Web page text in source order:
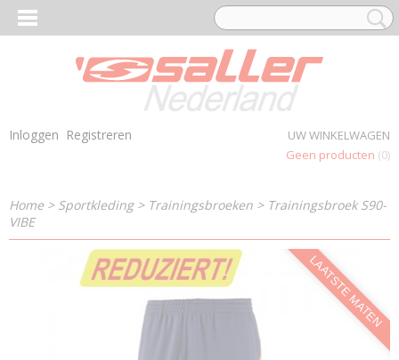
Inloggen Registreren
UW WINKELWAGEN
Geen producten (0)
Home> Sportkleding> Trainingsbroeken > Trainingsbroek S90-
VIBE
LAATSTE MATEN